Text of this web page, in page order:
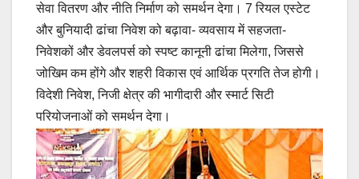
सेवा वितरण और नीति निर्माण को समर्थन देगा। 7 रियल एस्टेट
और बुनियादी ढांचा निवेश को बढ़ावा- व्यवसाय में सहजता-
निवेशकों और डेवलपर्स को स्पष्ट कानूनी ढांचा मिलेगा, जिससे
जोखिम कम होंगे और शहरी विकास एवं आर्थिक प्रगति तेज होगी।
विदेशी निवेश, निजी क्षेत्र की भागीदारी और स्मार्ट सिटी
परियोजनाओं को समर्थन देगा।